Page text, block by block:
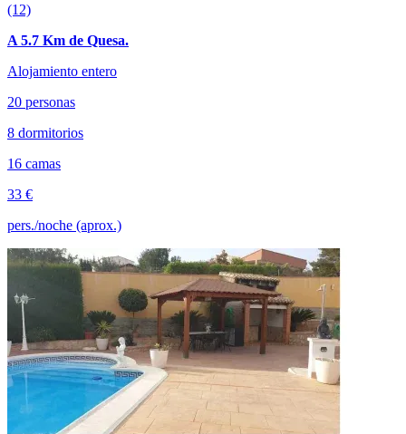
(12)
A 5.7 Km de Quesa.
Alojamiento entero
20 personas
8 dormitorios
16 camas
33 €
pers./noche (aprox.)